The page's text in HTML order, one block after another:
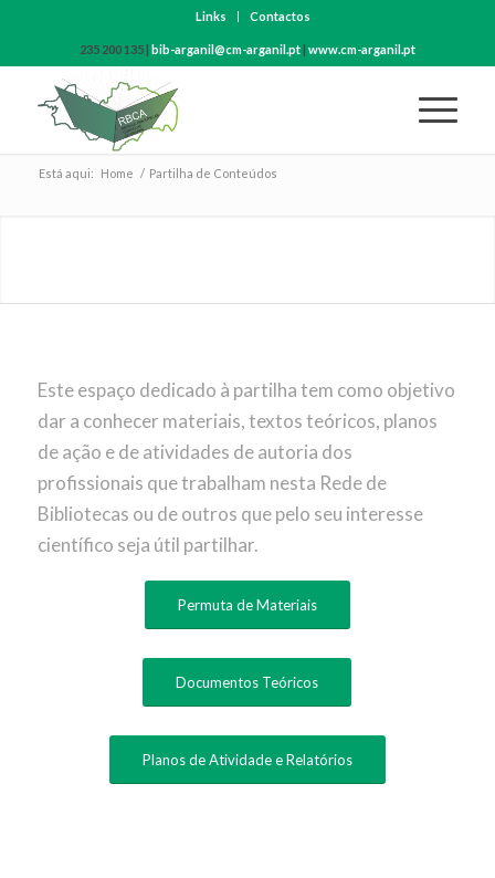
Links Contactos
235 200 135 | bib-arganil@cm-arganil.pt| www.cm-arganil.pt
Está aqui: Home / Partilha de Conteúdos
Este espaço dedicado à partilha tem como objetivo
dar a conhecer materiais, textos teóricos, planos
de ação e de atividades de autoria dos
profissionais que trabalham nesta Rede de
Bibliotecas ou de outros que pelo seu interesse
científico seja útil partilhar.
Permuta de Materiais
Documentos Teóricos
Planos de Atividade e Relatórios